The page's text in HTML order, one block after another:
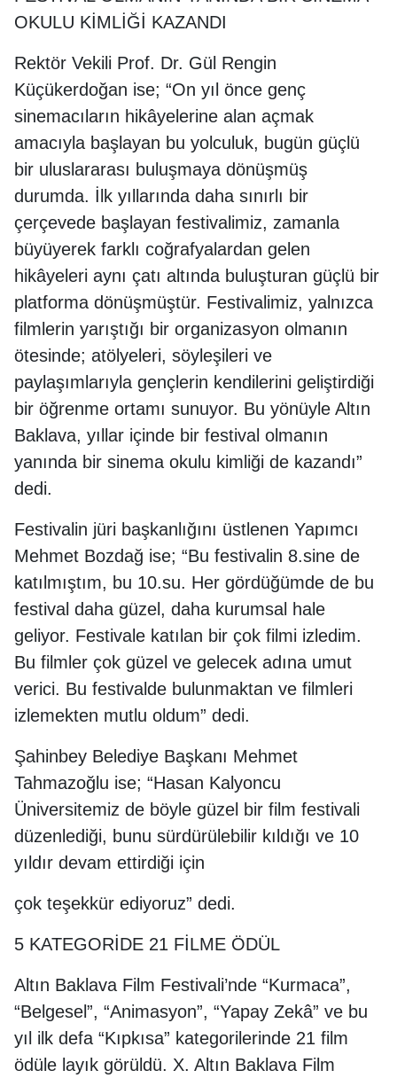
OKULU KİMLİĞİ KAZANDI
Rektör Vekili Prof. Dr. Gül Rengin
Küçükerdoğan ise; “On yıl önce genç
sinemacıların hikâyelerine alan açmak
amacıyla başlayan bu yolculuk, bugün güçlü
bir uluslararası buluşmaya dönüşmüş
durumda. İlk yıllarında daha sınırlı bir
çerçevede başlayan festivalimiz, zamanla
büyüyerek farklı coğrafyalardan gelen
hikâyeleri aynı çatı altında buluşturan güçlü bir
platforma dönüşmüştür. Festivalimiz, yalnızca
filmlerin yarıştığı bir organizasyon olmanın
ötesinde; atölyeleri, söyleşileri ve
paylaşımlarıyla gençlerin kendilerini geliştirdiği
bir öğrenme ortamı sunuyor. Bu yönüyle Altın
Baklava, yıllar içinde bir festival olmanın
yanında bir sinema okulu kimliği de kazandı”
dedi.
Festivalin jüri başkanlığını üstlenen Yapımcı
Mehmet Bozdağ ise; “Bu festivalin 8.sine de
katılmıştım, bu 10.su. Her gördüğümde de bu
festival daha güzel, daha kurumsal hale
geliyor. Festivale katılan bir çok filmi izledim.
Bu filmler çok güzel ve gelecek adına umut
verici. Bu festivalde bulunmaktan ve filmleri
izlemekten mutlu oldum” dedi.
Şahinbey Belediye Başkanı Mehmet
Tahmazoğlu ise; “Hasan Kalyoncu
Üniversitemiz de böyle güzel bir film festivali
düzenlediği, bunu sürdürülebilir kıldığı ve 10
yıldır devam ettirdiği için
çok teşekkür ediyoruz” dedi.
5 KATEGORİDE 21 FİLME ÖDÜL
Altın Baklava Film Festivali’nde “Kurmaca”,
“Belgesel”, “Animasyon”, “Yapay Zekâ” ve bu
yıl ilk defa “Kıpkısa” kategorilerinde 21 film
ödüle layık görüldü. X. Altın Baklava Film